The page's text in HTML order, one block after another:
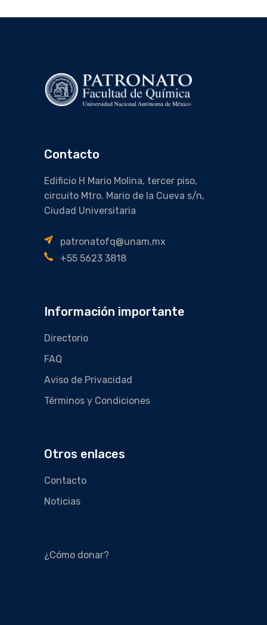
Contacto
Edificio H Mario Molina, tercer piso,
circuito Mtro. Mario de la Cueva s/n,
Ciudad Universitaria
patronatofq@unam.mx
+55 5623 3818
Información importante
Directorio
FAQ
Aviso de Privacidad
Términos y Condiciones
Otros enlaces
Contacto
Noticias
¿Cómo donar?